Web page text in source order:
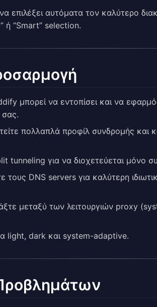
επιλέξει αυτόματα τον καλύτερο
ή “Smart” selection.
μπορεί να εντοπίσει και να
σας.
πολλαπλά προφίλ συνδρομής
tunneling για να διοχετεύεται μόνο
τους DNS servers για καλύτερη
μεταξύ των λειτουργιών proxy
light, dark και system-adaptive.